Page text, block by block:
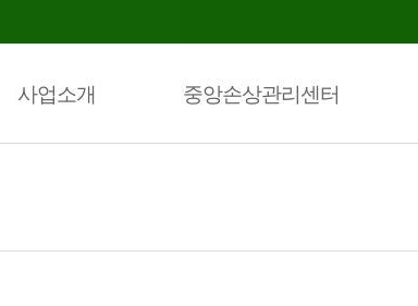
사업소개 중앙손상관리센터